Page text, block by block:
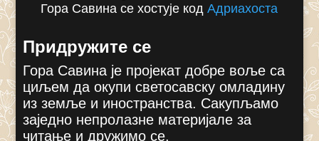
Гора Савина се хостује кодАдриахоста
Придружите се
Гора Савина је пројекат добре воље са
циљем да окупи светосавску омладину
из земље и иностранства. Сакупљамо
заједно непролазне материјале за
читање и дружимо се.